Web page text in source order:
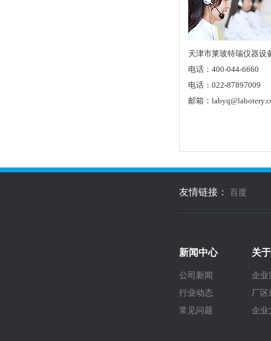
天津市莱玻特瑞仪器设
电话：400-044-6660
电话：022-87897009
邮箱：
友情链接： 百度
新闻中心
公司新闻
行业动态
常见问题
关
企业
厂区
企业